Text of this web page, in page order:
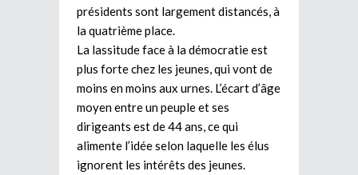
présidents sont largement distancés, à
la quatrième place.
La lassitude face à la démocratie est
plus forte chez les jeunes, qui vont de
moins en moins aux urnes. L’écart d’âge
moyen entre un peuple et ses
dirigeants est de 44 ans, ce qui
alimente l’idée selon laquelle les élus
ignorent les intérêts des jeunes.